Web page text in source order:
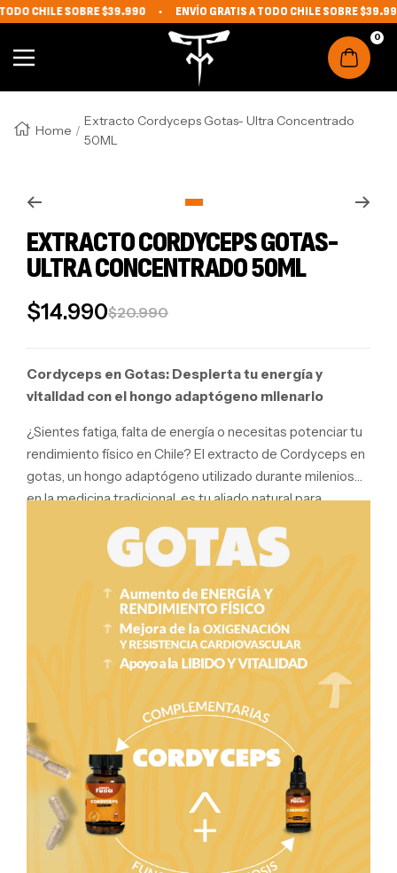
IR DIRECTAMENTE AL CONTENIDO
CHILE SOBRE $39.990 ENVÍO GRATIS A TODO CHILE SOBRE $39.990
Navigation
The Monkey Fit 0
Home
Extracto Cordyceps Gotas- Ultra Concentrado
50ML
EXTRACTO CORDYCEPS GOTAS-
ULTRA CONCENTRADO 50ML
SALE PRICE
$14.990REGULAR PRICE
$20.990
Cordyceps en Gotas: Despierta tu energía y
vitalidad con el hongo adaptógeno milenario
¿Sientes fatiga, falta de energía o necesitas potenciar tu
rendimiento físico en Chile? El extracto de Cordyceps en
gotas, un hongo adaptógeno utilizado durante milenios
en la medicina tradicional,es tu aliado natural para